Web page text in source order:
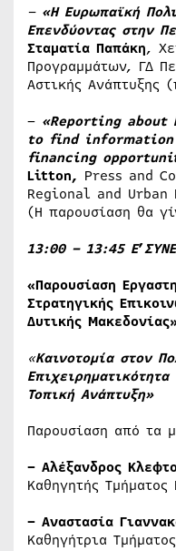
– «Η Ευρωπαϊκή
Επενδύοντας στην
Σταματία Παπάκη,
Προγραμμάτων, ΓΔ
Αστικής Ανάπτυξης
– «Reporting about
to find information
financing
Litton, Press and
Regional and
(H παρουσίαση θα
13:00 – 13:45 Ε’
«Παρουσίαση
Στρατηγικής
Δυτικής Μακεδονίας
«Καινοτομία στον
Τοπική Ανάπτυξη»
Παρουσίαση από τα
– Αλέξανδρος
Καθηγητής Τμήματος
– Αναστασία
Καθηγήτρια